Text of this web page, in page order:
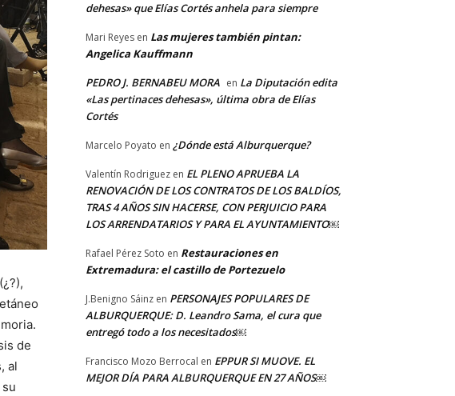
de
al
dehesas» que Elías Cortés anhela para siempre
Mari Reyes en Las mujeres también pintan:
Angelica Kauffmann
PEDRO J. BERNABEU MORA en La Diputación edita
«Las pertinaces dehesas», última obra de Elías
Cortés
Marcelo Poyato en ¿Dónde está Alburquerque?
Valentín Rodriguez en EL PLENO APRUEBA LA
RENOVACIÓN DE LOS CONTRATOS DE LOS BALDÍOS,
TRAS 4 AÑOS SIN HACERSE, CON PERJUICIO PARA
LOS ARRENDATARIOS Y PARA EL AYUNTAMIENTO￼
Rafael Pérez Soto en Restauraciones en
Extremadura: el castillo de Portezuelo
J.Benigno Sáinz en PERSONAJES POPULARES DE
ALBURQUERQUE: D. Leandro Sama, el cura que
entregó todo a los necesitados￼
Francisco Mozo Berrocal en EPPUR SI MUOVE. EL
MEJOR DÍA PARA ALBURQUERQUE EN 27 AÑOS￼